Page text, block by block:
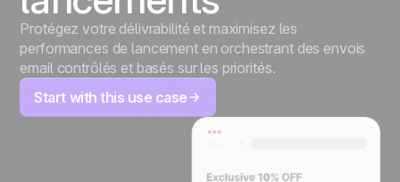
Protégez votre délivrabilité et maximisez les
performances de lancement en orchestrant des envois
email contrôlés et basés sur les priorités.
Start with this use case